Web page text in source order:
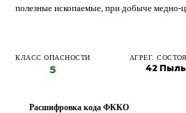
полезные ископаемые, при добыче медно-
КЛАСС ОПАСНОСТИ
5
АГРЕГ.
42 Пыль
Расшифровка кода ФККО